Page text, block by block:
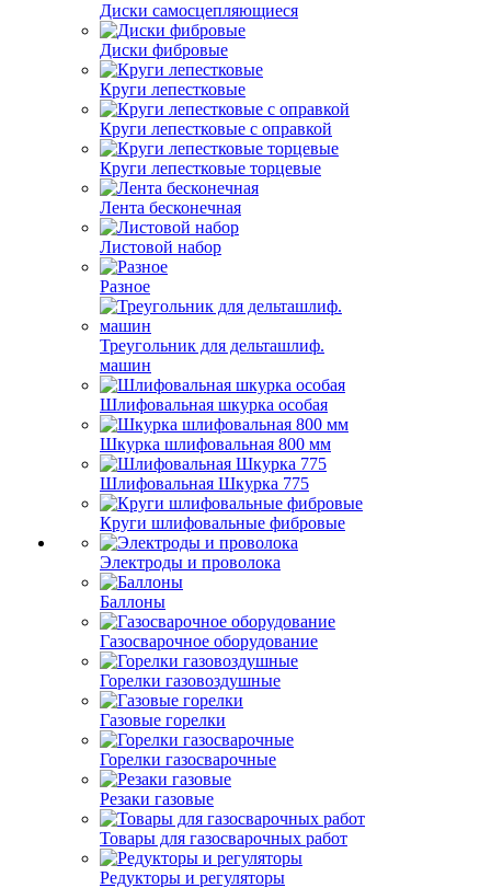
Диски самосцепляющиеся
Диски фибровые
Круги лепестковые
Круги лепестковые с оправкой
Круги лепестковые торцевые
Лента бесконечная
Листовой набор
Разное
Треугольник для дельташлиф.
машин
Шлифовальная шкурка особая
Шкурка шлифовальная 800 мм
Шлифовальная Шкурка 775
Круги шлифовальные фибровые
Электроды и проволока
Баллоны
Газосварочное оборудование
Горелки газовоздушные
Газовые горелки
Горелки газосварочные
Резаки газовые
Товары для газосварочных работ
Редукторы и регуляторы